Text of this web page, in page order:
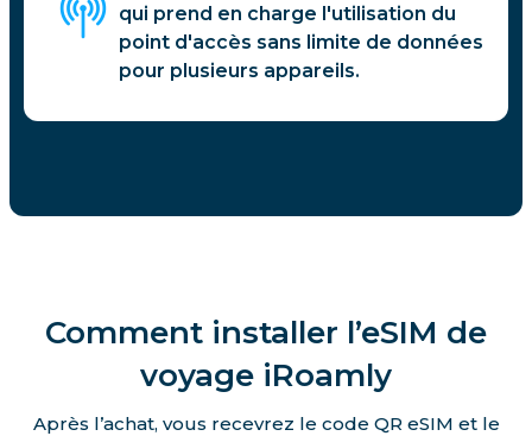
qui prend en charge l'utilisation du
point d'accès sans limite de données
pour plusieurs appareils.
Comment installer l’eSIM de
voyage iRoamly
Après l’achat, vous recevrez le code QR eSIM et le